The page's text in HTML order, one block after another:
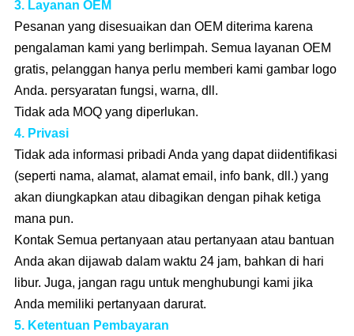
3. Layanan OEM
Pesanan yang disesuaikan dan OEM diterima karena
pengalaman kami yang berlimpah. Semua layanan OEM
gratis, pelanggan hanya perlu memberi kami gambar logo
Anda. persyaratan fungsi, warna, dll.
Tidak ada MOQ yang diperlukan.
4. Privasi
Tidak ada informasi pribadi Anda yang dapat diidentifikasi
(seperti nama, alamat, alamat email, info bank, dll.) yang
akan diungkapkan atau dibagikan dengan pihak ketiga
mana pun.
Kontak Semua pertanyaan atau pertanyaan atau bantuan
Anda akan dijawab dalam waktu 24 jam, bahkan di hari
libur. Juga, jangan ragu untuk menghubungi kami jika
Anda memiliki pertanyaan darurat.
5. Ketentuan Pembayaran